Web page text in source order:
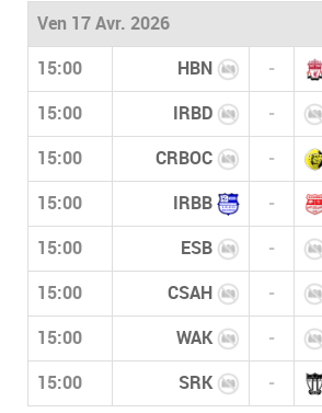
Ven 17 Avr. 2026
15:00 HBN -
15:00 IRBD -
15:00 CRBOC -
15:00 IRBB -
15:00 ESB -
15:00 CSAH -
15:00 WAK -
15:00 SRK -